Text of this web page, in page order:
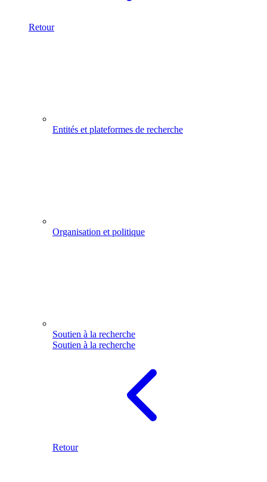
Retour
Entités et plateformes de recherche
Organisation et politique
Soutien à la recherche
Soutien à la recherche
Retour